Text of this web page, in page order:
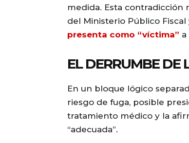
medida. Esta
del Ministerio Público
presenta como “víctima”
EL DERRUMBE DE
En un bloque lógico
riesgo de fuga, posible
tratamiento médico y la
“adecuada”.